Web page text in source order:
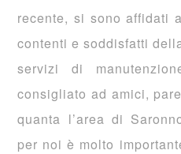
recente, si sono affidati
contenti e soddisfatti
servizi di
consigliato ad amici,
quanta l’area di
per noi è molto